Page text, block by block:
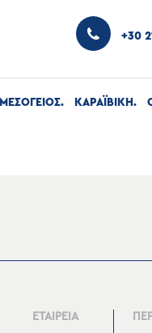
+30
ΜΕΣΟΓΕΙΟΣ ΚΑΡΑΪΒΙΚΗ
ΕΤΑΙΡΕΙΑ